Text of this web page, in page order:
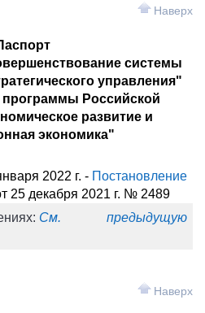
системы
управления"
программы Российской
развитие и
экономика"
Наверх
2022 г. - Постановление
25 декабря 2021 г. № 2489
См. предыдущую
Наверх